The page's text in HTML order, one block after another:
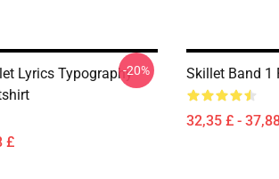
Lyrics Typography
£
-20% Skillet Band 1
32,35 £ -